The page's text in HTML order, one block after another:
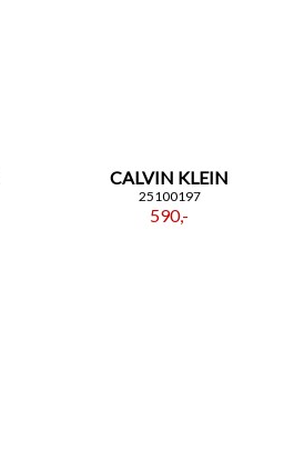
CALVIN KLEIN
25100197
590,-